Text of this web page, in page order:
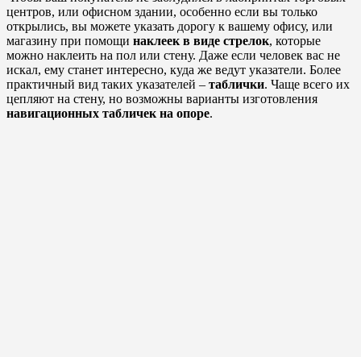
центров, или офисном здании, особенно если вы только
открылись, вы можете указать дорогу к вашему офису, или
магазину при помощи наклеек в виде стрелок, которые
можно наклеить на пол или стену. Даже если человек вас не
искал, ему станет интересно, куда же ведут указатели. Более
практичный вид таких указателей – таблички. Чаще всего их
цепляют на стену, но возможны варианты изготовления
навигационных табличек на опоре.